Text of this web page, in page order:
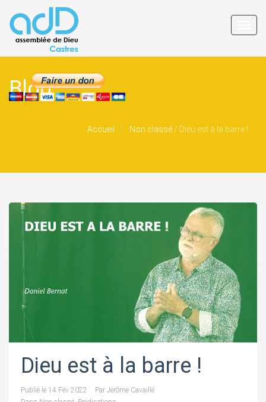
Blog
Accueil Non classé / Dieu est à la barre !
Dieu est à la barre !
Publié le 14 Fév 2022 Par Jérôme Cavaillé